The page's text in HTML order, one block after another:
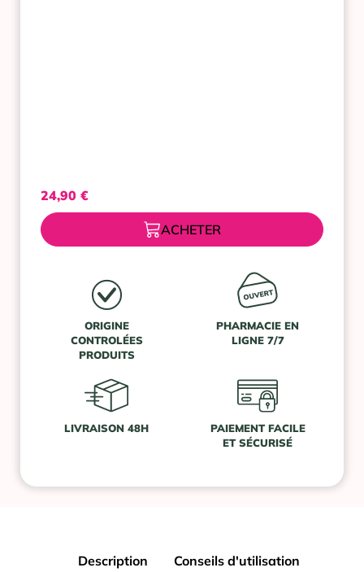
24,90 €
ACHETER
ORIGINE
CONTROLÉES
PRODUITS
PHARMACIE EN
LIGNE 7/7
LIVRAISON 48H
PAIEMENT FACILE
ET SÉCURISÉ
Description
Conseils d'utilisation